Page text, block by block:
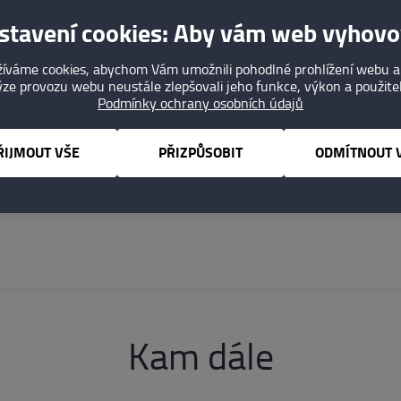
kteří se rozhodnou nebýt lhostejní a pomohou dobré
Kam dále
cookies: Aby vám web
cookies, abychom Vám umožnili pohodlné prohlížení webu
provozu webu neustále zlepšovali jeho funkce, výkon a
Podmínky ochrany osobních údajů
PŘIZPŮSOBIT ODMÍTNOUT
VŠE